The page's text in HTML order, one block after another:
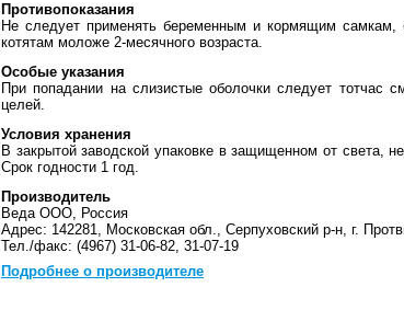
Противопоказания
Не следует применять беременным и кормящим
котятам моложе 2-месячного возраста.
Особые указания
При попадании на слизистые оболочки следует тотчас
целей.
Условия хранения
В закрытой заводской упаковке в защищенном от света,
Срок годности 1 год.
Производитель
Веда ООО, Россия
Адрес: 142281, Московская обл., Серпуховский р-н, г.
Тел./факс: (4967) 31-06-82, 31-07-19
Подробнее о производителе